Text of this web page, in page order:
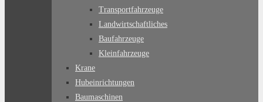
Transportfahrzeuge
Landwirtschaftliches
Baufahrzeuge
Kleinfahrzeuge
Krane
Hubeinrichtungen
Baumaschinen